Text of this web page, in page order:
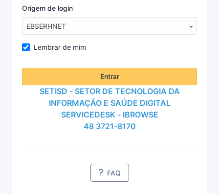
Origem de login
EBSERHNET
Lembrar de mim
Entrar
SETISD - SETOR DE TECNOLOGIA DA
INFORMAÇÃO E SAÚDE DIGITAL
SERVICEDESK - IBROWSE
48 3721-8170
FAQ